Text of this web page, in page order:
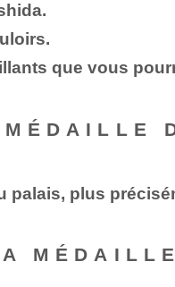
que vous
palais, plus